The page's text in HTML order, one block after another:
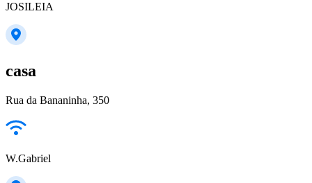
JOSILEIA
casa
Rua da Bananinha, 350
W.Gabriel